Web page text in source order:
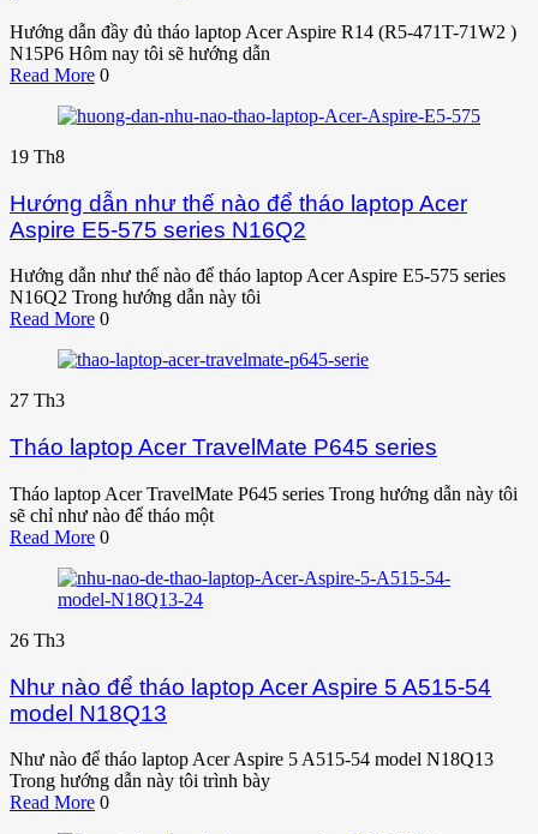
Hướng dẫn đầy đủ tháo laptop Acer Aspire R14 (R5-471T-71W2 )
N15P6 Hôm nay tôi sẽ hướng dẫn
Read More 0
19 Th8
Hướng dẫn như thế nào để tháo laptop Acer
Aspire E5-575 series N16Q2
Hướng dẫn như thế nào để tháo laptop Acer Aspire E5-575 series
N16Q2 Trong hướng dẫn này tôi
Read More 0
27 Th3
Tháo laptop Acer TravelMate P645 series
Tháo laptop Acer TravelMate P645 series Trong hướng dẫn này tôi
sẽ chỉ như nào để tháo một
Read More 0
26 Th3
Như nào để tháo laptop Acer Aspire 5 A515-54
model N18Q13
Như nào để tháo laptop Acer Aspire 5 A515-54 model N18Q13
Trong hướng dẫn này tôi trình bày
Read More 0